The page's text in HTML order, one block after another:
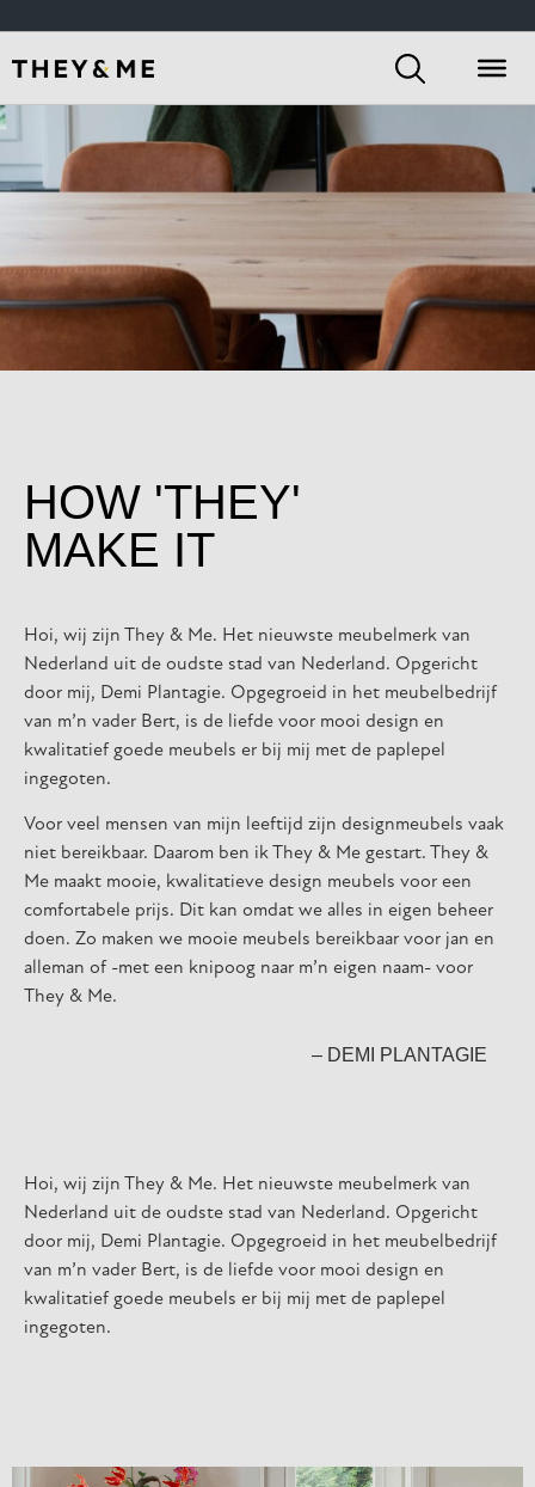
HOW 'THEY'
MAKE IT
Hoi, wij zijn They & Me. Het nieuwste meubelmerk van
Nederland uit de oudste stad van Nederland. Opgericht
door mij, Demi Plantagie. Opgegroeid in het meubelbedrijf
van m’n vader Bert, is de liefde voor mooi design en
kwalitatief goede meubels er bij mij met de paplepel
ingegoten.
Voor veel mensen van mijn leeftijd zijn designmeubels vaak
niet bereikbaar. Daarom ben ik They & Me gestart. They &
Me maakt mooie, kwalitatieve design meubels voor een
comfortabele prijs. Dit kan omdat we alles in eigen beheer
doen. Zo maken we mooie meubels bereikbaar voor jan en
alleman of -met een knipoog naar m’n eigen naam- voor
They & Me.
– DEMI PLANTAGIE
Hoi, wij zijn They & Me. Het nieuwste meubelmerk van
Nederland uit de oudste stad van Nederland. Opgericht
door mij, Demi Plantagie. Opgegroeid in het meubelbedrijf
van m’n vader Bert, is de liefde voor mooi design en
kwalitatief goede meubels er bij mij met de paplepel
ingegoten.